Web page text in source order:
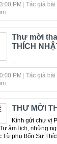
PM | Tác giả
Thư mời
THÍCH
...
PM | Tác giả
THƯ MỜI
Kính gửi chư vị
âm lịch, những
Từ phụ Bổn Sư